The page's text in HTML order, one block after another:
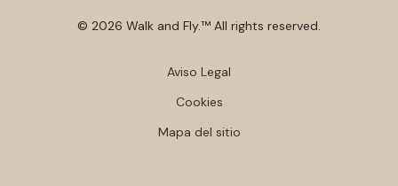
© 2026 Walk and Fly.™ All rights reserved.
Aviso Legal
Cookies
Mapa del sitio